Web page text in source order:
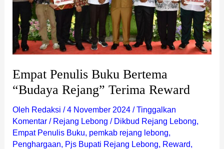
Empat Penulis Buku Bertema
“Budaya Rejang” Terima Reward
Oleh Redaksi /4 November 2024 /Tinggalkan
Komentar / Rejang Lebong / Dikbud Rejang Lebong,
Empat Penulis Buku, pemkab rejang lebong,
Penghargaan, Pjs Bupati Rejang Lebong, Reward,
Terima
Reward